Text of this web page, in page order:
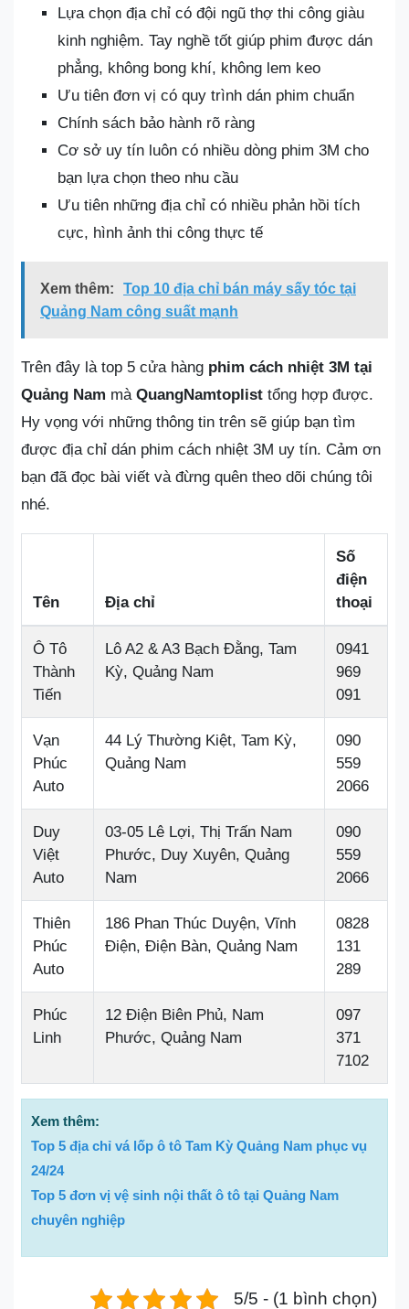
Lựa chọn địa chỉ có đội ngũ thợ thi công giàu
kinh nghiệm. Tay nghề tốt giúp phim được dán
phẳng, không bong khí, không lem keo
Ưu tiên đơn vị có quy trình dán phim chuẩn
Chính sách bảo hành rõ ràng
Cơ sở uy tín luôn có nhiều dòng phim 3M cho
bạn lựa chọn theo nhu cầu
Ưu tiên những địa chỉ có nhiều phản hồi tích
cực, hình ảnh thi công thực tế
Xem thêm:
Top 10 địa chỉ bán máy sấy tóc tại
Quảng Nam công suất mạnh
Trên đây là top 5 cửa hàng phim cách nhiệt 3M tại
Quảng Nam mà QuangNamtoplist tổng hợp được.
Hy vọng với những thông tin trên sẽ giúp bạn tìm
được địa chỉ dán phim cách nhiệt 3M uy tín. Cảm ơn
bạn đã đọc bài viết và đừng quên theo dõi chúng tôi
nhé.
Tên Địa chỉ
Số
điện
thoại
Ô Tô
Thành
Tiến
Lô A2 & A3 Bạch Đằng, Tam
Kỳ, Quảng Nam
0941
969
091
Vạn
Phúc
Auto
44 Lý Thường Kiệt, Tam Kỳ,
Quảng Nam
090
559
2066
Duy
Việt
Auto
03-05 Lê Lợi, Thị Trấn Nam
Phước, Duy Xuyên, Quảng
Nam
090
559
2066
Thiên
Phúc
Auto
186 Phan Thúc Duyện, Vĩnh
Điện, Điện Bàn, Quảng Nam
0828
131
289
Phúc
Linh
12 Điện Biên Phủ, Nam
Phước, Quảng Nam
097
371
7102
Xem thêm:
Top 5 địa chỉ vá lốp ô tô Tam Kỳ Quảng Nam phục vụ
24/24
Top 5 đơn vị vệ sinh nội thất ô tô tại Quảng Nam
chuyên nghiệp
5/5 - (1 bình chọn)